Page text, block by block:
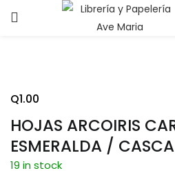
ENTRAR
HOJAS ARCOIRIS
ESMERALDA /
Q1.00
19 in stock